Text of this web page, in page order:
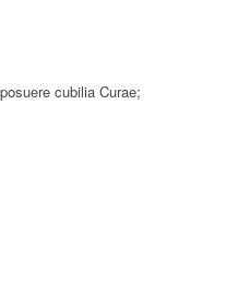
cubilia Curae;